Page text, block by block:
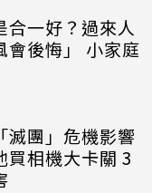
合一好？過來人
會後悔」 小家庭
滅團」危機影響
買相機大卡關 3